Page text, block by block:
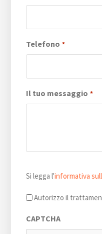
Telefono *
Il tuo messaggio *
legga
l'informativa
privacy
Si legga l'informativa
Autorizzo il
CAPTCHA